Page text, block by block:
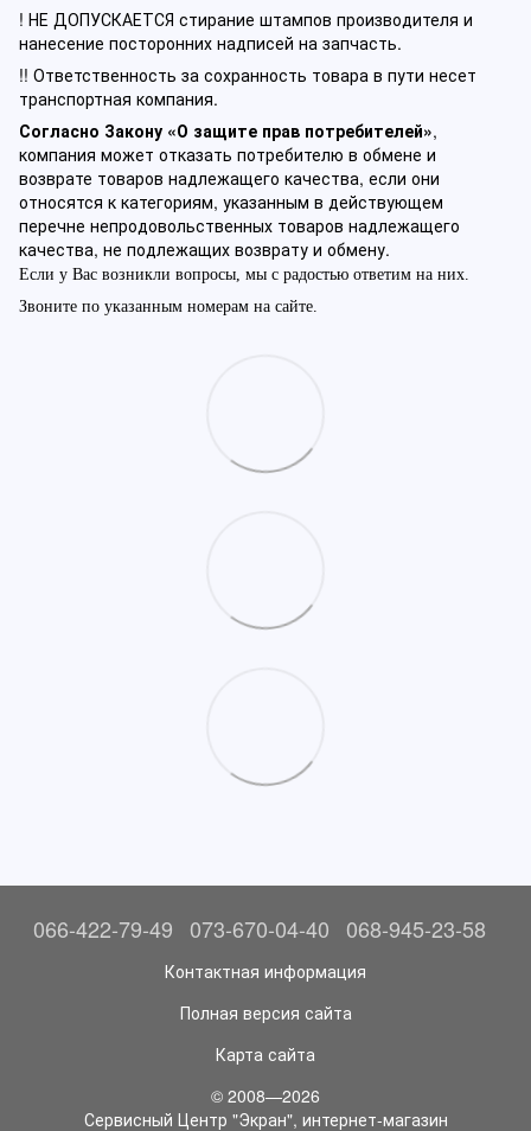
! НЕ ДОПУСКАЕТСЯ стирание штампов производителя и
нанесение посторонних надписей на запчасть.
!! Ответственность за сохранность товара в пути несет
транспортная компания.
Согласно Закону «О защите прав потребителей»,
компания может отказать потребителю в обмене и
возврате товаров надлежащего качества, если они
относятся к категориям, указанным в действующем
перечне непродовольственных товаров надлежащего
качества, не подлежащих возврату и обмену.
Если у Вас возникли вопросы, мы с радостью ответим на них.
Звоните по указанным номерам на сайте.
066-422-79-49 073-670-04-40 068-945-23-58
Контактная информация
Полная версия сайта
Карта сайта
© 2008—2026
Сервисный Центр "Экран", интернет-магазин